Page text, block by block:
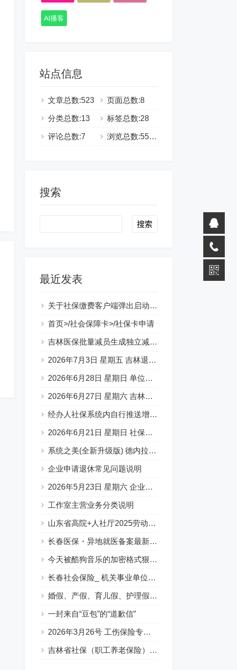
AI播客
站点信息
文章总数:523 页面总数:8
分类总数:13 标签总数:28
评论总数:7 浏览总数:555334
搜索
Search
最近发表
关于社保缴费客户端弹出启动错误提示（0xc000007b）
首页>/社会保障卡>/社保卡申请
吉林医保批量减员生成独立减员表图片
2026年7月3日 星期五 吉林退休一件事 材料说明 （转载）
2026年6月28日 星期日 单位缴费基数申报承诺书
2026年6月27日 星期六 吉林省50岁退休，啥条件？
经办人社保系统内自行推送增减员步骤
2026年6月21日 星期日 社保补缴 官方口述：
系统之美(全新升级版) 德内拉梅多斯
企业申请退休常见问题说明
2026年5月23日 星期六 企业职工基本养老保险专场问答汇总
工作室主营业务分类说明
山东省高院+人社厅2025劳动人事争议十大典型案例
长春医保・异地就医备案最新要点
今天被酷狗音乐的加密格式狠狠上了一课…
长春社会保险_ 机关事业单位养老保险（含职业年金）（Q&A版）
婚假、产假、育儿假、护理假（吉林省地方政策）
一封来自“豆包”的“道歉信”
2026年3月26号 工伤保险专场答疑（Q&A版）
吉林省社保（职工养老保险）补缴政策全解